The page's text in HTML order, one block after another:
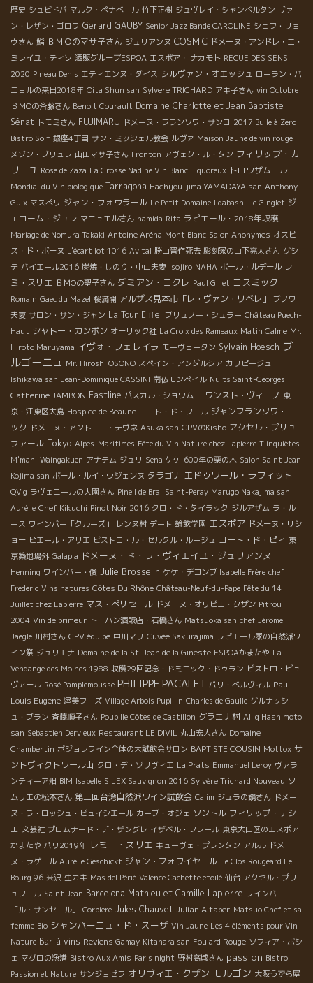
歴史 シュビドバ マルク・ぺナベール 竹下正樹 ジュヴレイ・シャンベルタン ヴァ
ン・レザン・ゴロワ Gerard GAUBY Senior Jazz Bande CAROLINE シェフ・リョ
ウさん 鮨 ＢＭＯのマサ子さん ジュリアンヌ COSMIC ドメーヌ・アンドレ・エ・
ミレイユ・ティソ 酒販グループESPOA エスポア・ ナカモト RECUE DES SENS
2020 Pineau Denis エティエンヌ・ダイス シルヴァン・オエッシュ ローラン・バ
ニョルの来日2018年 Oita Shun san Sylvere TRICHARD アキ子さん vin Octobre
ＢＭОの斉藤さん Benoit Courault Domaine Charlotte et Jean Baptiste
Sénat トモミさん FUJIMARU ドメーヌ・フランソワ・サンロ 2017 Bulle à Zero
Bistro Soif 銀座4丁目 サン・ミッシェル教会 ルヴァ Maison Jaune de vin rouge
メゾン・ブリュレ 山田マサ子さん Fronton アヴェク・ル・タン フィリップ・カ
リーユ Rose de Zaza La Grosse Nadine Vin Blanc Liquoreux トロワザムール
Mondial du Vin biologique Tarragona Hachijou-jima YAMADAYA san Anthony
Guix マスぺリ ジャン・フォワラール Le Petit Domaine Iidabashi Le Ginglet ジ
ェローム・ジュレ マニュエルさん namida Rita ラピエール・2018年収穫
Mariage de Nomura Takaki Antoine Aréna Mont Blanc Salon Anonymes オスピ
ス・ド・ボーヌ L'écart lot 1016 Avital 勝山晋作死去 彫刻家の山下亮太さん グシ
テ バイエール2016 炭焼・しのり・中山夫妻 Isojiro NAHA ポール・ルデール レ
ミ・スリエ ＢＭОの聖子さん ダミアン・コクレ Paul Gillet コスミック
Romain Gaec du Mazel 桜満開 アルザス見本市「レ・ヴァン・リベレ」
ブノワ
夫妻 サロン・サン・ジャン La Tour Eiffel ブリュノー・シュラー Château Puech-
Haut シャトー・カンボン オーリック社 La Croix des Rameaux Matin Calme Mr.
Hiroto Maruyama イヴォ・フェレイラ モーヴェータン Sylvain Hoesch ブ
ルゴーニュ Mr. Hiroshi OSONO スペイン・アンダルシア カリピージュ
Ishikawa san Jean-Dominique CASSINI 南仏モンペイル Nuits Saint-Georges
Catherine JAMBON Eastline パスカル・ショワム コワンスト・ヴィーノ 東
京・江東区大島 Hospice de Beaune コート・ド・フール ジャンフランソワ・ニ
ック ドメーヌ・アント二ー・テヴネ Asuka san CPVのKisho アクセル・プリュ
ファール Tokyo Alpes-Maritimes Fête du Vin Nature chez Lapierre T'inquiètes
M'man! Waingakuen アナテム ジュリ Sena ケケ 600年の栗の木 Salon Saint Jean
Kojima san ポール・ルイ・ウジェンヌ タラゴナ エドゥワール・ラフィット
QV.g ラヴェニールの大園さん Pinell de Brai Saint-Peray Marugo Nakajima san
Aurélie Chef Kikuchi Pinot Noir 2016 クロ・ド・タイラック ジルアザム ラ・ル
ース ワインバー「クルーズ」 レンヌ村 デート 輪飲学園 エスポア ドメーヌ・リシ
ョー ピエール・アリエ ビストロ・ル・セルクル・ルージュ コート・ド・ピィ 東
京築地場外 Galapia ドメーヌ・ド・ラ・ヴィエイユ・ジュリアンヌ
Henning ワインバー・俊 Julie Brosselin ケケ・デコンブ Isabelle Frère chef
Frederic Vins natures Côtes Du Rhône Château-Neuf-du-Pape Fête du 14
Juillet chez Lapierre マス・ぺリセール ドメーヌ・オリビエ・クザン Pitrou
2004 Vin de primeur トーハン酒販店・石橋さん Matsuoka san chef Jérôme
Jaegle 川村さん CPV équipe 中川マリ Cuvée Sakurajima ラピエール家の自然派ワ
イン祭 ジュリエナ Domaine de la St-Jean de la Gineste ESPOAかまたや La
Vendange des Moines 1988 収穫29回記念・ドミニック・ドゥラン ビストロ・ビュ
ヴァール Rosé Pamplemousse PHILIPPE PACALET パリ・ベルヴィル Paul
Louis Eugene 渥美フーズ Village Arbois Pupillin Charles de Gaulle グルナッシ
ュ・ブラン 斉藤順子さん Poupille Côtes de Castillon グラエナ村 Alliq Hashimoto
san Sebastien Dervieux Restaurant LE DIVIL 丸山宏人さん Domaine
Chambertin ボジョレワイン全体の大試飲会サロン BAPTISTE COUSIN Mottox サ
ントヴィクトワール山 クロ・デ・ゾリヴィエ La Prats Emmanuel Leroy ヴァラ
ンティーア畑 BIM Isabelle SILEX Sauvignon 2016 Sylvère Trichard Nouveau ソ
ムリエの松本さん 第二回台湾自然派ワイン試飲会 Calim ジュラの鏡さん ドメー
ヌ・ラ・ロッシュ・ビュイシエール カーブ・オジェ ソントル フィリップ・テシ
エ 文芸社 プロムナード・デ・ザングレ イザベル・フレール 東京大田区のエスポア
かまたや パリ2019年 レミー・スリエ キューヴェ・プランタン アルル ドメー
ヌ・ラゲール Aurélie Geschickt ジャン・フォワイヤール Le Clos Rougeard Le
Bourg 96 米沢 生カキ Mas del Périé Valence Cachette etoilé 仙台 アクセル・プリ
ュフール Saint Jean Barcelona Mathieu et Camille Lapierre ワインバー
「ル・サンセール」
Corbiere Jules Chauvet Julian Altaber Matsuo Chef et sa
femme Bio シャンパーニュ・ド・スーザ Vin Jaune Les 4 éléments pour Vin
Nature Bar à vins Reviens Gamay Kitahara san Foulard Rouge ソフィア・ボシ
ェ マグロの漁港 Bistro Aux Amis Paris night 野村高城さん passion Bistro
Passion et Nature サンジョゼフ オリヴィエ・クザン モルゴン 大阪うずら屋